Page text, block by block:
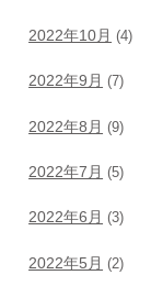
2022年10月 (4)
2022年9月 (7)
2022年8月 (9)
2022年7月 (5)
2022年6月 (3)
2022年5月 (2)